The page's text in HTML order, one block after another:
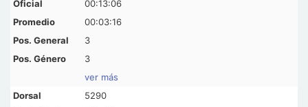
00:13:06
00:03:16
3
3
ver más
5290